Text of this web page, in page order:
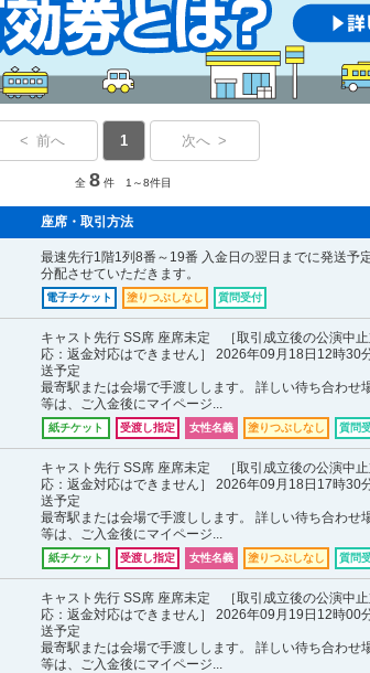
< 前へ 1 次へ >
全 8 件 1～8件目
座席・取引方法
最速先行1階1列8番～19番 入金日の翌日までに発送予
分配させていただきます。
電子チケット 塗りつぶしなし 質問受付
キャスト先行 SS席 座席未定 ［取引成立後の公演中
応：返金対応はできません］ 2026年09月18日12時30
送予定
最寄駅または会場で手渡しします。 詳しい待ち合わせ
等は、ご入金後にマイページ...
紙チケット 受渡し指定 女性名義 塗りつぶしなし 質問
キャスト先行 SS席 座席未定 ［取引成立後の公演中
応：返金対応はできません］ 2026年09月18日17時30
送予定
最寄駅または会場で手渡しします。 詳しい待ち合わせ
等は、ご入金後にマイページ...
紙チケット 受渡し指定 女性名義 塗りつぶしなし 質問
キャスト先行 SS席 座席未定 ［取引成立後の公演中
応：返金対応はできません］ 2026年09月19日12時00
送予定
最寄駅または会場で手渡しします。 詳しい待ち合わせ
等は、ご入金後にマイページ...